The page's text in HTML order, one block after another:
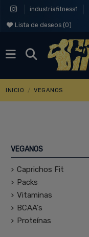
industriafitness1
Lista de deseos (0)
INICIO VEGANOS
VEGANOS
Caprichos Fit
Packs
Vitaminas
BCAA's
Proteínas